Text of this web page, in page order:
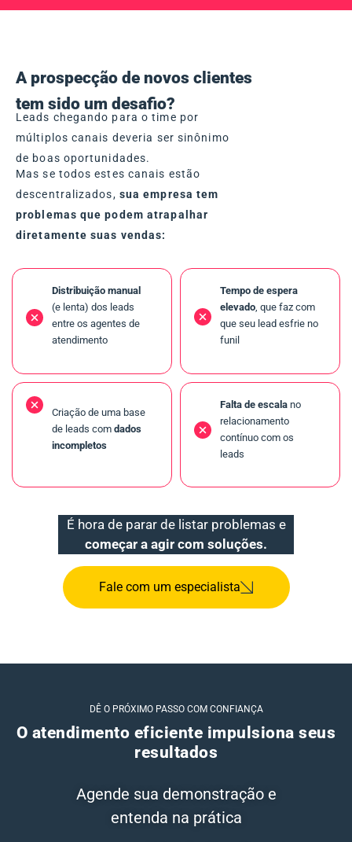
A prospecção de novos clientes
tem sido um desafio?
Leads chegando para o time por
múltiplos canais deveria ser sinônimo
de boas oportunidades.
Mas se todos estes canais estão
descentralizados, sua empresa tem
problemas que podem atrapalhar
diretamente suas vendas:
Distribuição manual
(e lenta) dos leads
entre os agentes de
atendimento
Tempo de espera
elevado, que faz com
que seu lead esfrie no
funil
Criação de uma base
de leads comdados
incompletos
Falta de escala no
relacionamento
contínuo com os
leads
É hora de parar de listar problemas e
começar a agir com soluções.
Fale com um especialista
DÊ O PRÓXIMO PASSO COM CONFIANÇA
O atendimento eficiente impulsiona seus
resultados
Agende sua demonstração e
entenda na prática